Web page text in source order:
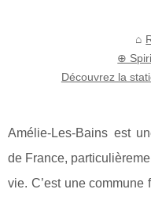
⊕
Découvrez la
Amélie-Les-Bains est
de France,
vie. C’est une commune